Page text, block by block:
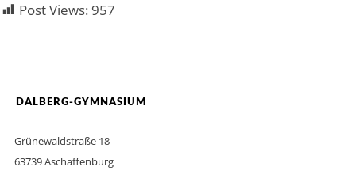
Post Views: 957
DALBERG-GYMNASIUM
Grünewaldstraße 18
63739 Aschaffenburg